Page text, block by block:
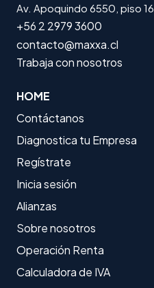
Av. Apoquindo 6550, piso
+56 2 2979 3600
contacto@maxxa.cl
Trabaja con nosotros
HOME
Contáctanos
Diagnostica tu Empresa
Regístrate
Inicia sesión
Alianzas
Sobre nosotros
Operación Renta
Calculadora de IVA